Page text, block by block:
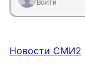
Войти
Новости СМИ2